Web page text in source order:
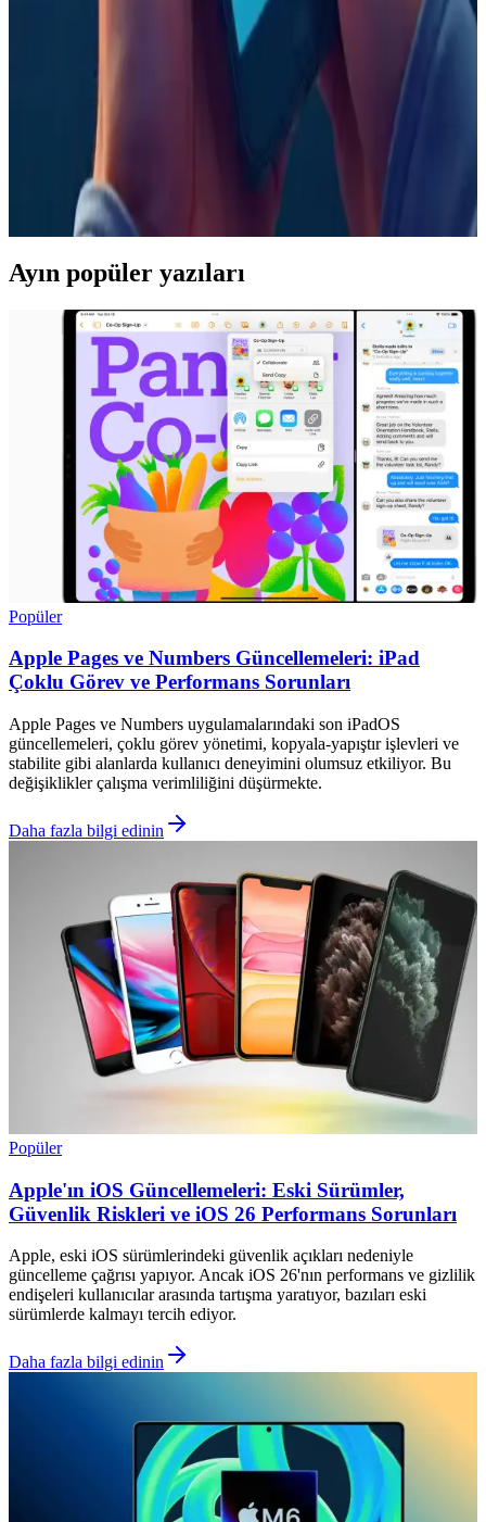
etkinleştirilmeli ve Tap Recents to Call ayarı kapatılmalıdır. Bu
yöntem, Recents listesindeki yanlış aramaları engeller ancak
Telefonlarda Reklam Virüsü Tehlikesi ve Korunma
Yöntemleri Hakkında Bilgilendirici Rehber
Reklam virüsü, telefon performansını düşürüp gizliliği tehlikeye atan
ciddi bir tehdit. Güvenilir uygulama kullanımı ve antivirüs ile
korunma yöntemleri hakkında detaylar içerir.
Ayın popüler yazıları
Popüler
Apple Pages ve Numbers Güncellemeleri: iPad
Çoklu Görev ve Performans Sorunları
Apple Pages ve Numbers uygulamalarındaki son iPadOS
güncellemeleri, çoklu görev yönetimi, kopyala-yapıştır işlevleri ve
stabilite gibi alanlarda kullanıcı deneyimini olumsuz etkiliyor. Bu
değişiklikler çalışma verimliliğini düşürmekte.
Daha fazla bilgi edinin
Popüler
Apple'ın iOS Güncellemeleri: Eski Sürümler,
Güvenlik Riskleri ve iOS 26 Performans Sorunları
Apple, eski iOS sürümlerindeki güvenlik açıkları nedeniyle
güncelleme çağrısı yapıyor. Ancak iOS 26'nın performans ve gizlilik
endişeleri kullanıcılar arasında tartışma yaratıyor, bazıları eski
sürümlerde kalmayı tercih ediyor.
Daha fazla bilgi edinin